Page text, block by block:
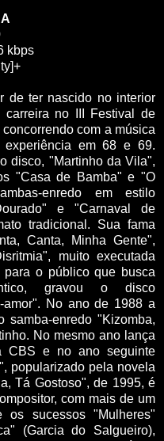
kbps
de ter nascido no interior
no III Festival de
com a música
em 68 e 69.
disco, "Martinho da Vila",
"Casa de Bamba" e "O
enredo em estilo
e "Carnaval de
tradicional. Sua fama
Canta, Minha Gente",
muito executada
o público que busca
gravou o disco
amor". No ano de 1988 a
enredo "Kizomba,
No mesmo ano lança
CBS e no ano seguinte
popularizado pela novela
Tá Gostoso", de 1995, é
com mais de um
sucessos "Mulheres"
(Garcia do Salgueiro),